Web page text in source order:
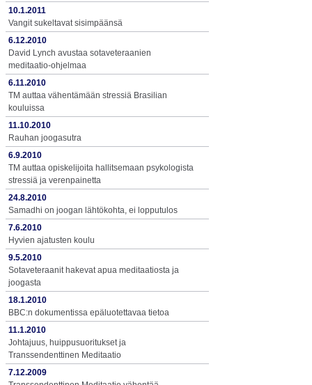
10.1.2011
Vangit sukeltavat sisimpäänsä
6.12.2010
David Lynch avustaa sotaveteraanien
meditaatio-ohjelmaa
6.11.2010
TM auttaa vähentämään stressiä Brasilian
kouluissa
11.10.2010
Rauhan joogasutra
6.9.2010
TM auttaa opiskelijoita hallitsemaan psykologista
stressiä ja verenpainetta
24.8.2010
Samadhi on joogan lähtökohta, ei lopputulos
7.6.2010
Hyvien ajatusten koulu
9.5.2010
Sotaveteraanit hakevat apua meditaatiosta ja
joogasta
18.1.2010
BBC:n dokumentissa epäluotettavaa tietoa
11.1.2010
Johtajuus, huippusuoritukset ja
Transsendenttinen Meditaatio
7.12.2009